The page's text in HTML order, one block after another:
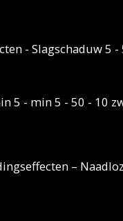
- Slagschaduw 5 -
5 - min 5 - 50 - 10
–